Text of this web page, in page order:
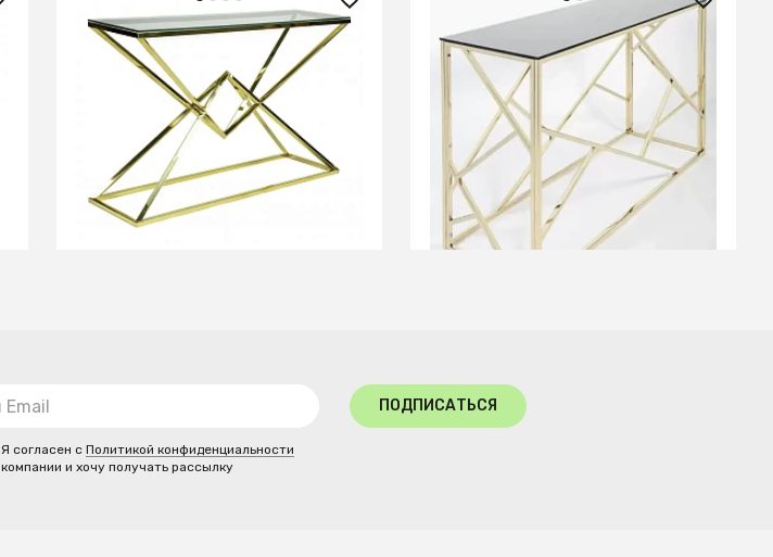
50 590 ₽
Консоль Pyramid Gold
0.76x1.2x0.35м
В КОРЗИНУ
43 550 ₽
Консоль Goldy 0.76x1.2x0.4м
В КОРЗИНУ
Я согласен с Политикой конфиденциальности
компании и хочу получать рассылку
ПОДПИСАТЬСЯ